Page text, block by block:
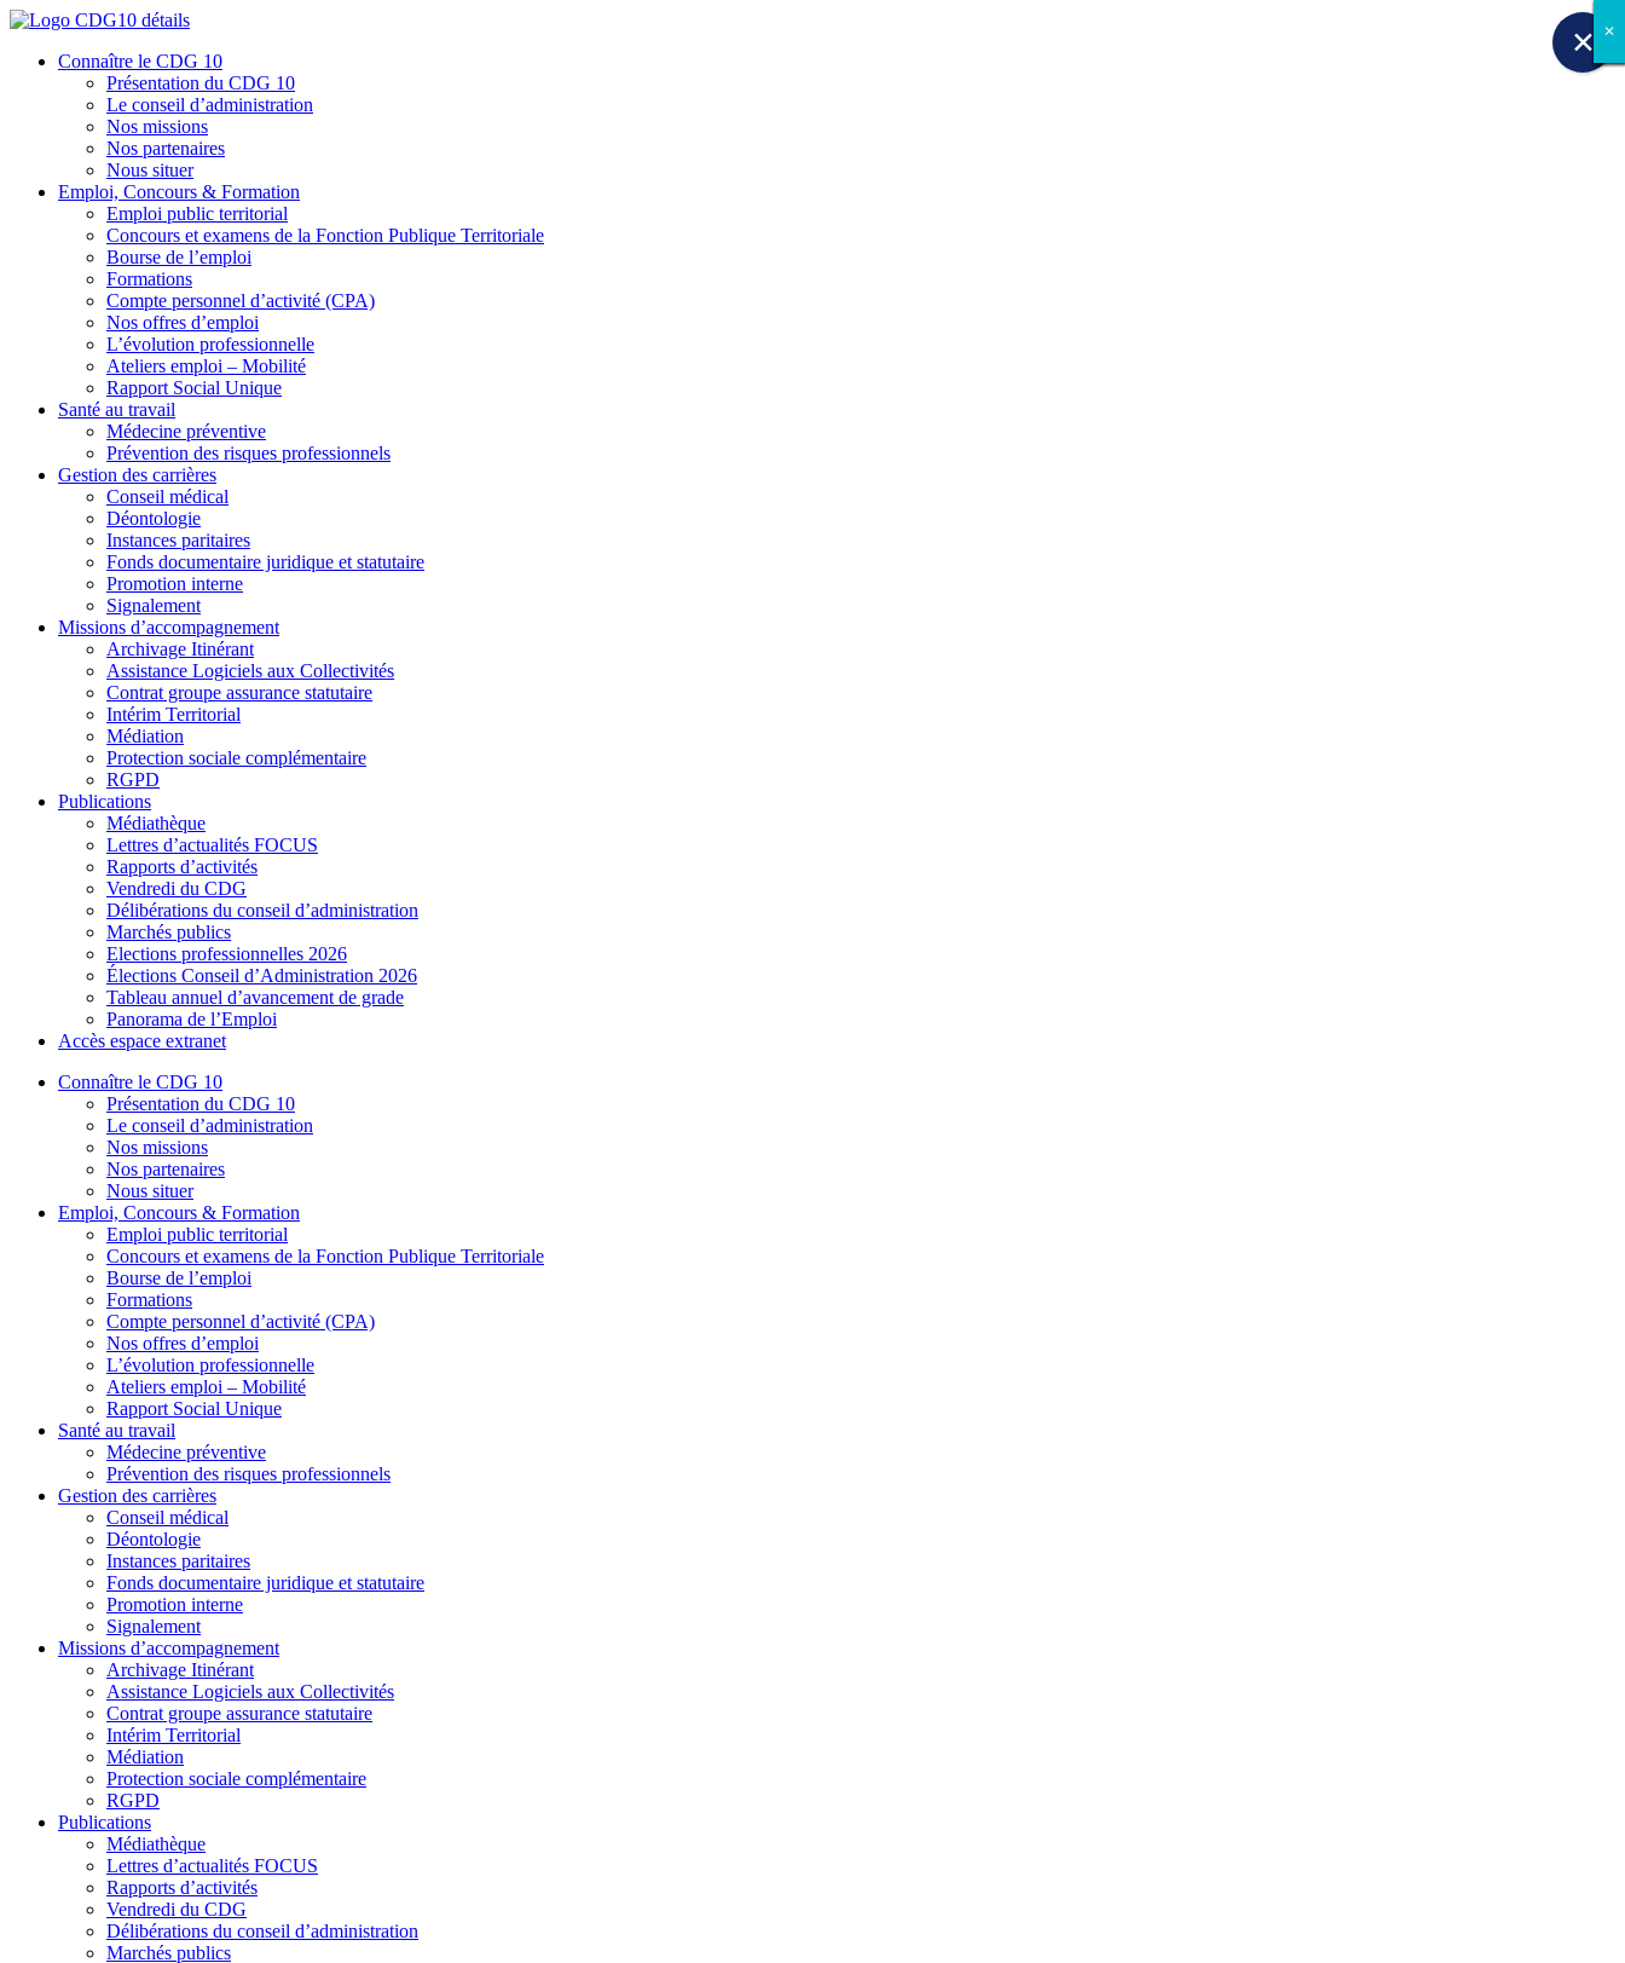
Connaître le CDG 10
Présentation du CDG 10
Le conseil d’administration
Nos missions
Nos partenaires
Nous situer
Emploi, Concours & Formation
Emploi public territorial
Concours et examens de la Fonction Publique Territoriale
Bourse de l’emploi
Formations
Compte personnel d’activité (CPA)
Nos offres d’emploi
L’évolution professionnelle
Ateliers emploi – Mobilité
Rapport Social Unique
Santé au travail
Médecine préventive
Prévention des risques professionnels
Gestion des carrières
Conseil médical
Déontologie
Instances paritaires
Fonds documentaire juridique et statutaire
Promotion interne
Signalement
Missions d’accompagnement
Archivage Itinérant
Assistance Logiciels aux Collectivités
Contrat groupe assurance statutaire
Intérim Territorial
Médiation
Protection sociale complémentaire
RGPD
Publications
Médiathèque
Lettres d’actualités FOCUS
Rapports d’activités
Vendredi du CDG
Délibérations du conseil d’administration
Marchés publics
Elections professionnelles 2026
Élections Conseil d’Administration 2026
Tableau annuel d’avancement de grade
Panorama de l’Emploi
Accès espace extranet
Connaître le CDG 10
Présentation du CDG 10
Le conseil d’administration
Nos missions
Nos partenaires
Nous situer
Emploi, Concours & Formation
Emploi public territorial
Concours et examens de la Fonction Publique Territoriale
Bourse de l’emploi
Formations
Compte personnel d’activité (CPA)
Nos offres d’emploi
L’évolution professionnelle
Ateliers emploi – Mobilité
Rapport Social Unique
Santé au travail
Médecine préventive
Prévention des risques professionnels
Gestion des carrières
Conseil médical
Déontologie
Instances paritaires
Fonds documentaire juridique et statutaire
Promotion interne
Signalement
Missions d’accompagnement
Archivage Itinérant
Assistance Logiciels aux Collectivités
Contrat groupe assurance statutaire
Intérim Territorial
Médiation
Protection sociale complémentaire
RGPD
Publications
Médiathèque
Lettres d’actualités FOCUS
Rapports d’activités
Vendredi du CDG
Délibérations du conseil d’administration
Marchés publics
✕ ✕
✕
✕
✕
✕
✕
✕
✕